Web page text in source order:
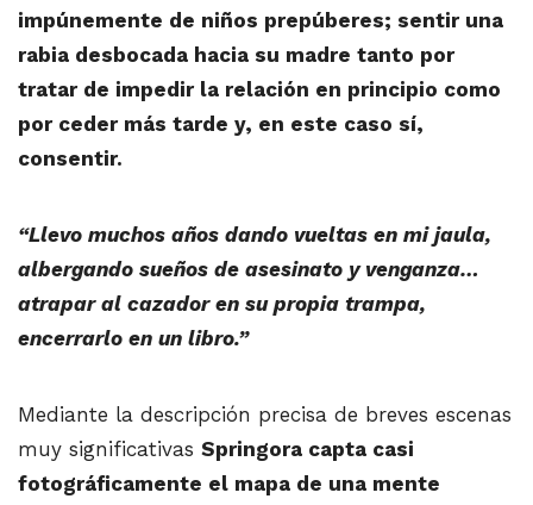
impúnemente de niños prepúberes; sentir una
rabia desbocada hacia su madre tanto por
tratar de impedir la relación en principio como
por ceder más tarde y, en este caso sí,
consentir.
“Llevo muchos años dando vueltas en mi jaula,
albergando sueños de asesinato y venganza…
atrapar al cazador en su propia trampa,
encerrarlo en un libro.”
Mediante la descripción precisa de breves escenas
muy significativas Springora capta casi
fotográficamente el mapa de una mente